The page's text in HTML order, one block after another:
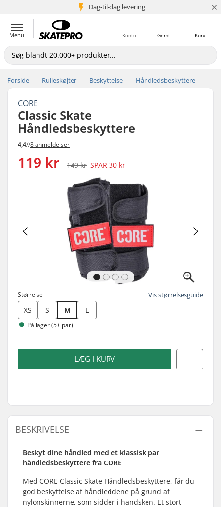
Dag-til-dag levering
5+ mio. kunder ×
Menu Kurv
Gemt
Konto
Forside Rulleskøjter Beskyttelse Håndledsbeskyttere
CORE
Classic Skate
Håndledsbeskyttere
4,4//8 anmeldelser
119 kr 149 kr SPAR 30 kr
Størrelse Vis størrelsesguide
XS S M L
På lager (5+ par)
LÆG I KURV
BESKRIVELSE
Beskyt dine håndled med et klassisk par
håndledsbeskyttere fra CORE
Med CORE Classic Skate Håndledsbeskyttere, får du
god beskyttelse af håndleddene på grund af
nylonskinnerne, som sidder i handsken. Et stort